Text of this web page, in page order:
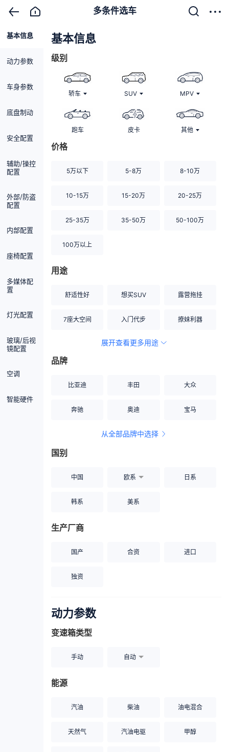
多条件选车
基本信息
动力参数
车身参数
底盘制动
安全配置
辅助/操控
配置
外部/防盗
配置
内部配置
座椅配置
多媒体配
置
灯光配置
玻璃/后视
镜配置
空调
智能硬件
基本信息
级别
轿车 SUV MPV
跑车 皮卡 其他
价格
5万以下 5-8万 8-10万
10-15万 15-20万 20-25万
25-35万 35-50万 50-100万
100万以上
用途
舒适性好 想买SUV 露营拖挂
7座大空间 入门代步 撩妹利器
空间宽敞
展开查看更多用途
品牌
比亚迪 丰田 大众
奔驰 奥迪 宝马
从全部品牌中选择
国别
中国 欧系 日系
韩系 美系
生产厂商
国产 合资 进口
独资
动力参数
变速箱类型
手动 自动
能源
汽油 柴油 油电混合
天然气 汽油电驱 甲醇